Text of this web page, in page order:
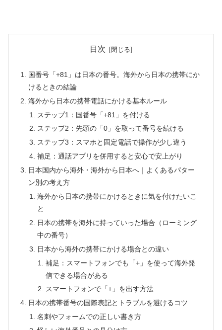
目次
国番号「+81」は日本の番号。海外から日本の携帯にか
けるときの結論
海外から日本の携帯電話にかける基本ルール
ステップ1：国番号「+81」を付ける
ステップ2：先頭の「0」を取って番号を続ける
ステップ3：スマホと固定電話で操作が少し違う
補足：通話アプリを併用すると安心で安上がり
日本国内から海外・海外から日本へ｜よくあるパター
ン別の考え方
海外から日本の携帯にかけるときに気を付けたいこ
と
日本の携帯を海外に持っていった場合（ローミング
中の番号）
日本から海外の携帯にかける場合との違い
補足：スマートフォンでも「+」を使って海外発
信できる場合がある
スマートフォンで「+」を出す方法
日本の携帯番号の国際表記とトラブルを避けるコツ
名刺やフォームでの正しい書き方